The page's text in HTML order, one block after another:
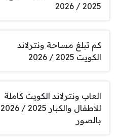
2025 / 2026
كم تبلغ مساحة ونترلاند
الكويت 2025 / 2026
العاب ونترلاند الكويت كاملة
للاطفال والكبار 2025 / 2026
بالصور